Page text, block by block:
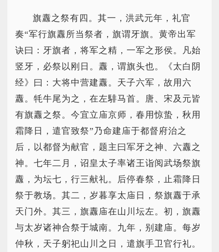
旗纛之祭有四。其一，洪武元年，礼官
奏“军行旗纛所当祭者，旗谓牙旗。黄帝出军
诀曰：牙旗者，将军之精，一军之形侯。凡始
竖牙，必祭以刚日。纛，谓旗头也。《太白阴
经》曰：大将中营建纛。天子六军，故用六
纛。牦牛尾为之，在左騑马首。唐、宋及元皆
有旗纛之祭。今宜立庙京师，春用惊蛰，秋用
霜降日，遣官致祭”乃命建庙于都督府治之
后，以都督为献官，题主曰军牙之神、六纛之
神。七年二月，诏皇太子率诸王诣阅武场祭旗
纛，为坛七，行三献礼。后停春祭，止霜降日
祭于教场。其二，岁暮享太庙日，祭旗纛于承
天门外。其三，旗纛庙在山川坛左。初，旗纛
与太岁诸神合祭于城南。九年，别建庙。每岁
仲秋，天子躬祀山川之日，遣旗手卫官行礼。